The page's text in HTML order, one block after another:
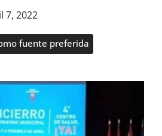
7, 2022
fuente preferida